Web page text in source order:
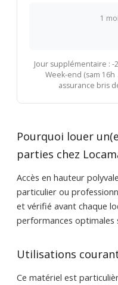
1
Jour supplémentaire : -
Week-end (sam
assurance bris
Pourquoi louer
parties chez
Accès en hauteur
particulier ou
et vérifié avant chaque
performances optimales
Utilisations
Ce matériel est